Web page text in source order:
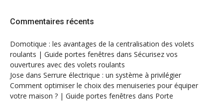
Commentaires récents
Domotique : les avantages de la centralisation des volets
roulants | Guide portes fenêtres dans Sécurisez vos
ouvertures avec des volets roulants
Jose dans Serrure électrique : un système à privilégier
Comment optimiser le choix des menuiseries pour équiper
votre maison ? | Guide portes fenêtres dans Porte